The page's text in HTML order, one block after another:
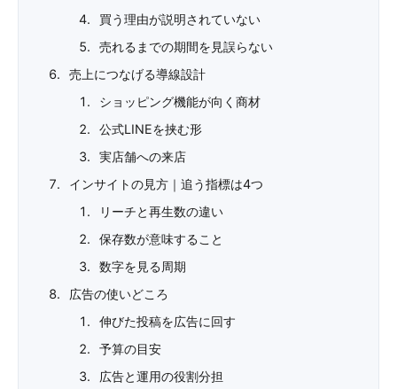
買う理由が説明されていない
売れるまでの期間を見誤らない
売上につなげる導線設計
ショッピング機能が向く商材
公式LINEを挟む形
実店舗への来店
インサイトの見方｜追う指標は4つ
リーチと再生数の違い
保存数が意味すること
数字を見る周期
広告の使いどころ
伸びた投稿を広告に回す
予算の目安
広告と運用の役割分担